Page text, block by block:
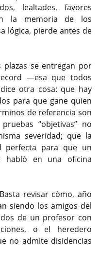
lealtades, favores
la memoria de los
lógica, pierde antes de
plazas se entregan por
—esa que todos
otra cosa: que hay
para que gane quien
de referencia son
“objetivas” no
severidad; que la
perfecta para que un
en una oficina
revisar cómo, año
siendo los amigos del
de un profesor con
o el heredero
no admite disidencias